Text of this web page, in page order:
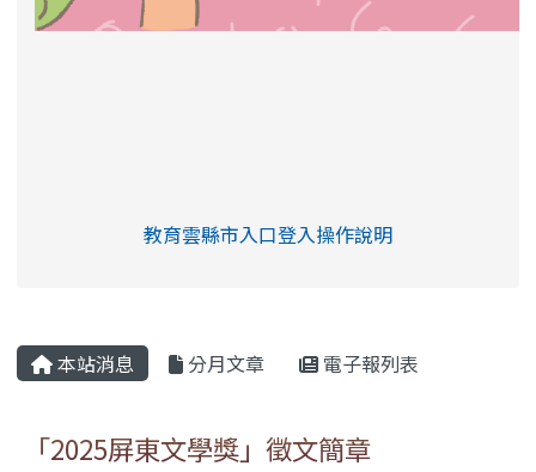
link to https://eliteracy.edu.tw/Shorts/
教育雲縣市入口登入操作說明
本站消息 分月文章 電子報列表
「2025屏東文學獎」徵文簡章